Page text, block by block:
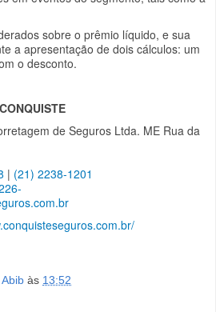
sobre o prêmio líquido, e sua
a apresentação de dois cálculos: um
o desconto.
de Seguros Ltda. ME Rua da
| (21) 2238-1201
às 13:52